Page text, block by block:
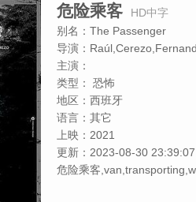
危险乘客
HD中字
别名： The Passenger
导演：
主演：
类型：
恐怖
地区： 西班牙
语言： 其它
上映： 2021
更新： 2023-08-30 23:39:07
危险乘客